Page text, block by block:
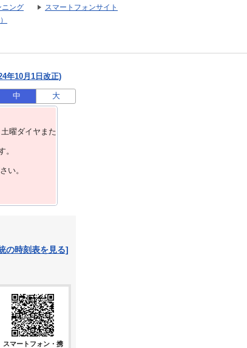
ニング
スマートフォンサイト
年10月1日改正)
中 大
曜ダイヤまた
。
い。
の時刻表を見る]
スマートフォン・携